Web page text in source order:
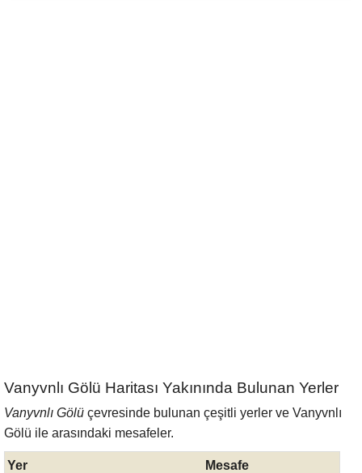
Vanyvnlı Gölü Haritası Yakınında Bulunan Yerler
Vanyvnlı Gölü çevresinde bulunan çeşitli yerler ve Vanyvnlı
Gölü ile arasındaki mesafeler.
Yer
Mesafe